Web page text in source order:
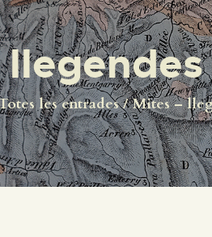
les entrades Mites –